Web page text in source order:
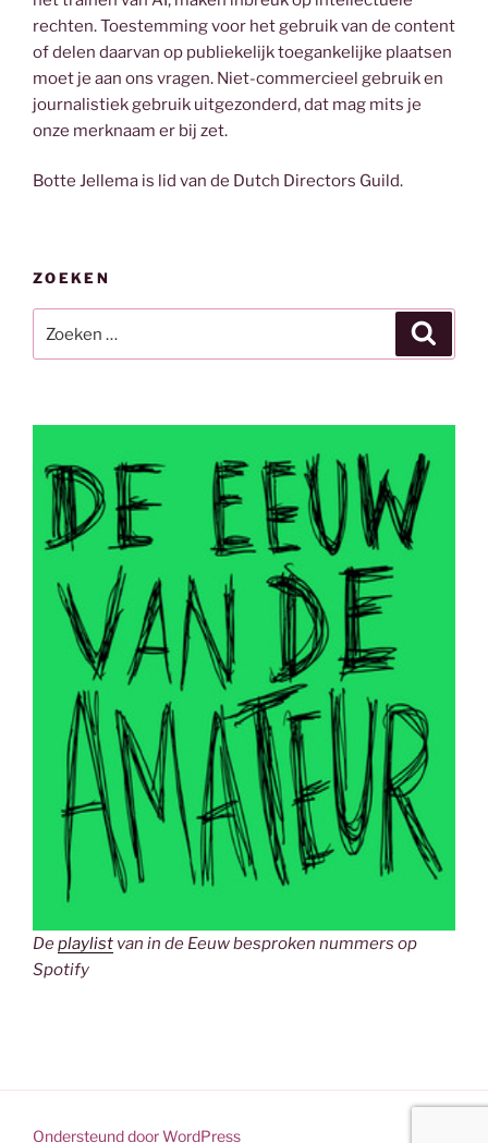
rechten. Toestemming voor het gebruik van de content
of delen daarvan op publiekelijk toegankelijke plaatsen
moet je aan ons vragen. Niet-commercieel gebruik en
journalistiek gebruik uitgezonderd, dat mag mits je
onze merknaam er bij zet.
Botte Jellema is lid van de Dutch Directors Guild.
ZOEKEN
naar:
Deplaylist van in de Eeuw besproken nummers op
Spotify
Ondersteund door WordPress